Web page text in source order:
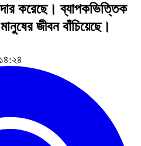
করেছে। ব্যাপকভিত্তিক
জীবন বাঁচিয়েছে।